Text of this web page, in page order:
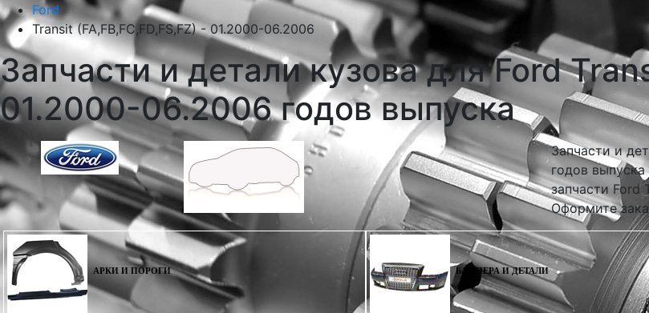
Ford
Transit (FA,FB,FC,FD,FS,FZ) - 01.2000-06.2006
Запчасти и детали кузова для Ford
01.2000-06.2006 годов выпуска
Запчасти и
годов
запчасти Ford
Оформите
АРКИ И ПОРОГИ БАМПЕРА И ДЕТАЛИ